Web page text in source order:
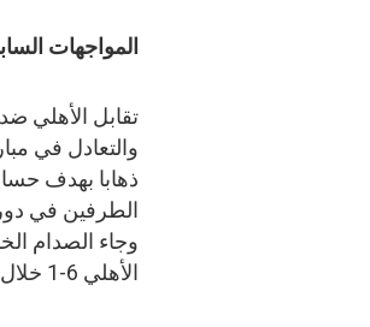
المواجهات
ذهابا بهدف
وجاء الصدام
الأهلي 6-1 خلال الشهر الماضي